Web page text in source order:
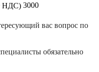
НДС) 3000
вас вопрос по
обязательно